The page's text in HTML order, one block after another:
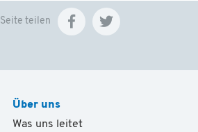
Seite teilen
Über uns
Was uns leitet